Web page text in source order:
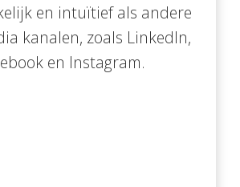
en intuïtief als andere
kanalen, zoals LinkedIn,
en Instagram.